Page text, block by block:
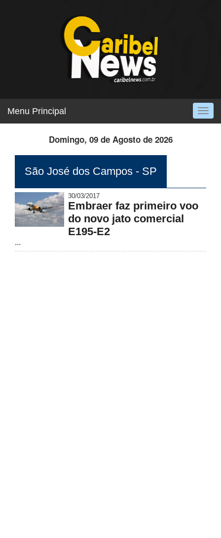
Menu Principal
Domingo, 09 de Agosto de 2026
São José dos Campos - SP
30/03/2017
Embraer faz primeiro voo
do novo jato comercial
E195-E2
...